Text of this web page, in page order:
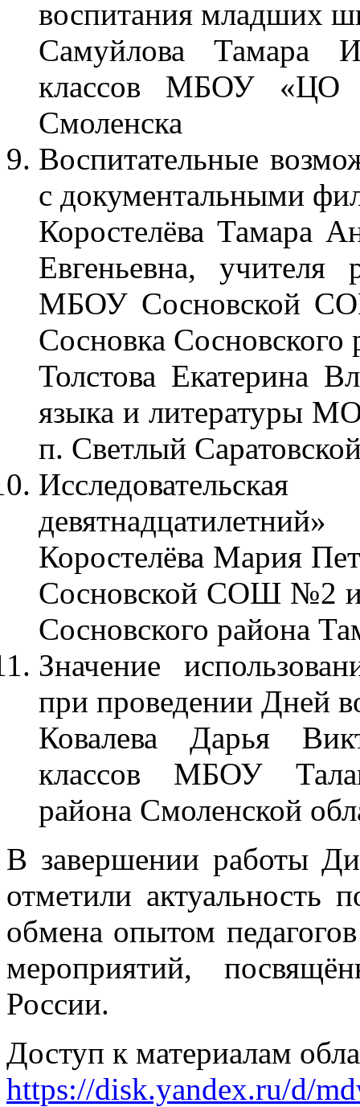
воспитания младших
Самуйлова Тамара
классов МБОУ «ЦО
Смоленска
Воспитательные
с документальными
Коростелёва Тамара
Евгеньевна, учителя
МБОУ Сосновской
Сосновка Сосновского
Толстова Екатерина
языка и литературы
п. Светлый
девятнадцатилетний»
Коростелёва Мария
Сосновской СОШ №2
Сосновского района
Значение
при проведении Дней
Ковалева Дарья
классов МБОУ
района Смоленской
В завершении работы
отметили актуальность
обмена опытом
мероприятий,
России.
Доступ к материалам
https://disk.yandex.ru/d/